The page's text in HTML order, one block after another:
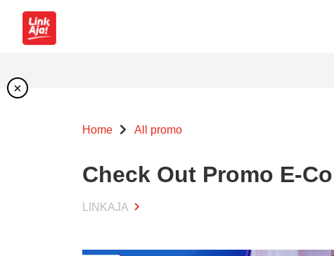
Home All promo
Check Out Promo E-
LINKAJA
×